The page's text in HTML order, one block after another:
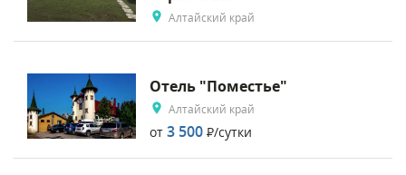
Алтайский край
Отель "Поместье"
Алтайский край
от 3 500 Р/сутки